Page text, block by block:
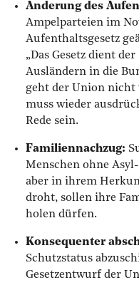
Änderung des
Ampelparteien im
Aufenthaltsgesetz
„Das Gesetz dient
Ausländern in die
geht der Union nicht
muss wieder
Rede sein.
Familiennachzug:
Menschen ohne
aber in ihrem
droht, sollen ihre
holen dürfen.
Konsequenter
Schutzstatus
Gesetzentwurf der